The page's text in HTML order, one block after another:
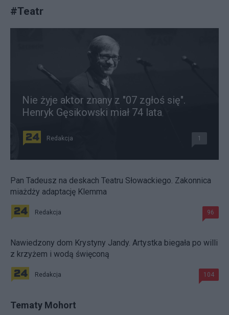
#Teatr
Nie żyje aktor znany z "07 zgłoś się".
Henryk Gęsikowski miał 74 lata
Redakcja 1
Pan Tadeusz na deskach Teatru Słowackiego. Zakonnica
miażdży adaptację Klemma
Redakcja 96
Nawiedzony dom Krystyny Jandy. Artystka biegała po willi
z krzyżem i wodą święconą
Redakcja 104
Tematy Mohort